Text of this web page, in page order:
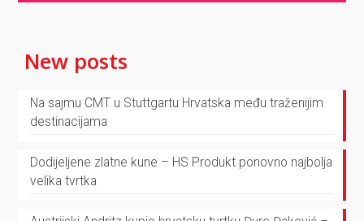
New posts
Na sajmu CMT u Stuttgartu Hrvatska među traženijim
destinacijama
Dodijeljene zlatne kune – HS Produkt ponovno najbolja
velika tvrtka